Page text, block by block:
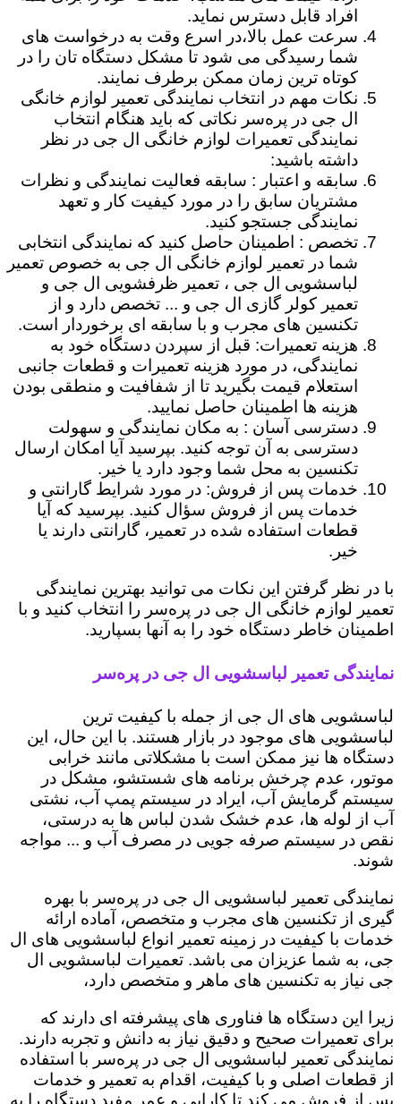
افراد قابل دسترس نماید.
سرعت عمل بالا،در اسرع وقت به درخواست های
شما رسیدگی می شود تا مشکل دستگاه تان را در
کوتاه ترین زمان ممکن برطرف نمایند.
نکات مهم در انتخاب نمایندگی تعمیر لوازم خانگی
ال جی در پره‌سر نکاتی که باید هنگام انتخاب
نمایندگی تعمیرات لوازم خانگی ال جی در نظر
داشته باشید:
سابقه و اعتبار : سابقه فعالیت نمایندگی و نظرات
مشتریان سابق را در مورد کیفیت کار و تعهد
نمایندگی جستجو کنید.
تخصص : اطمینان حاصل کنید که نمایندگی انتخابی
شما در تعمیر لوازم خانگی ال جی به خصوص تعمیر
لباسشویی ال جی ، تعمیر ظرفشویی ال جی و
تعمیر کولر گازی ال جی و ... تخصص دارد و از
تکنسین های مجرب و با سابقه ای برخوردار است.
هزینه تعمیرات: قبل از سپردن دستگاه خود به
نمایندگی، در مورد هزینه تعمیرات و قطعات جانبی
استعلام قیمت بگیرید تا از شفافیت و منطقی بودن
هزینه ها اطمینان حاصل نمایید.
دسترسی آسان : به مکان نمایندگی و سهولت
دسترسی به آن توجه کنید. بپرسید آیا امکان ارسال
تکنسین به محل شما وجود دارد یا خیر.
خدمات پس از فروش: در مورد شرایط گارانتی و
خدمات پس از فروش سؤال کنید. بپرسید که آیا
قطعات استفاده شده در تعمیر، گارانتی دارند یا
خیر.
با در نظر گرفتن این نکات می توانید بهترین نمایندگی
تعمیر لوازم خانگی ال جی در پره‌سر را انتخاب کنید و با
اطمینان خاطر دستگاه خود را به آنها بسپارید.
نمایندگی تعمیر لباسشویی ال جی در پره‌سر
لباسشویی های ال جی از جمله با کیفیت ترین
لباسشویی های موجود در بازار هستند. با این حال، این
دستگاه ها نیز ممکن است با مشکلاتی مانند خرابی
موتور، عدم چرخش برنامه های شستشو، مشکل در
سیستم گرمایش آب، ایراد در سیستم پمپ آب، نشتی
آب از لوله ها، عدم خشک شدن لباس ها به درستی،
نقص در سیستم صرفه جویی در مصرف آب و ... مواجه
شوند.
نمایندگی تعمیر لباسشویی ال جی در پره‌سر با بهره
گیری از تکنسین های مجرب و متخصص، آماده ارائه
خدمات با کیفیت در زمینه تعمیر انواع لباسشویی های ال
جی، به شما عزیزان می باشد. تعمیرات لباسشویی ال
جی نیاز به تکنسین های ماهر و متخصص دارد،
زیرا این دستگاه ها فناوری های پیشرفته ای دارند که
برای تعمیرات صحیح و دقیق نیاز به دانش و تجربه دارند.
نمایندگی تعمیر لباسشویی ال جی در پره‌سر با استفاده
از قطعات اصلی و با کیفیت، اقدام به تعمیر و خدمات